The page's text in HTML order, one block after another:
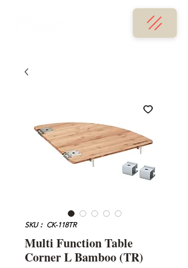
SKU： CK-118TR
Multi Function Table
Corner L Bamboo (TR)